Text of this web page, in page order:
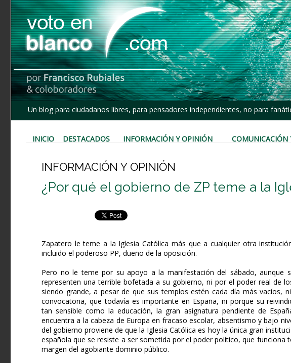
Un blog para ciudadanos libres, para pensadores independientes, no para
INICIO DESTACADOS INFORMACIÓN Y OPINIÓN COMUNICACIÓN
INFORMACIÓN Y OPINIÓN
¿Por qué el gobierno de ZP teme a la
Zapatero le teme a la Iglesia Católica más que a cualquier otra
incluido el poderoso PP, dueño de la oposición.
Pero no le teme por su apoyo a la manifestación del sábado, aunque
representen una terrible bofetada a su gobierno, ni por el poder real de
siendo grande, a pesar de que sus templos estén cada día más vacíos,
convocatoria, que todavía es importante en España, ni porque su
tan sensible como la educación, la gran asignatura pendiente de
encuentra a la cabeza de Europa en fracaso escolar, absentismo y bajo
del gobierno proviene de que la Iglesia Católica es hoy la única gran
española que se resiste a ser sometida por el poder político, que funciona
margen del agobiante dominio público.